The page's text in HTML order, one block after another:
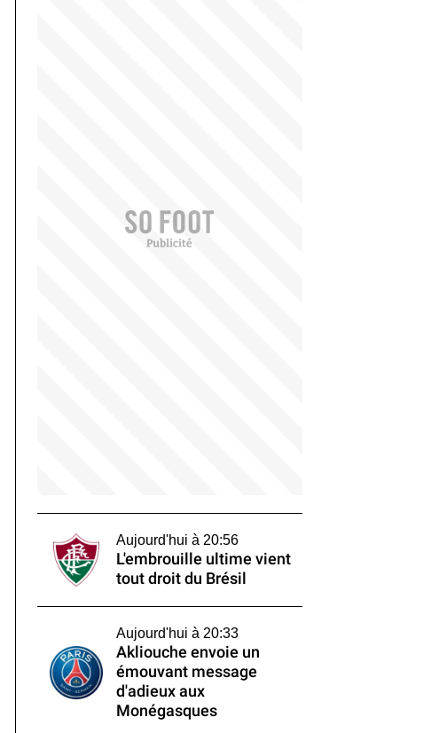
Aujourd'hui à 20:56
L'embrouille ultime vient
tout droit du Brésil
Aujourd'hui à 20:33
Akliouche envoie un
émouvant message
d'adieux aux
Monégasques